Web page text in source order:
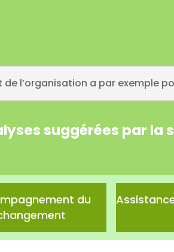
l’organisation a par exemple
suggérées par la
du